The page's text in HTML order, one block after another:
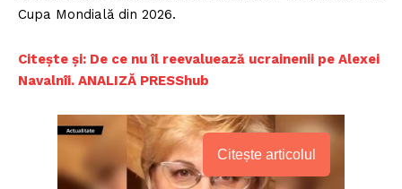
Cupa Mondială din 2026.
Citește și: De ce nu îl reevaluează ucrainenii pe Alexei
Navalnîi. ANALIZĂ PRESShub
Citește articolul